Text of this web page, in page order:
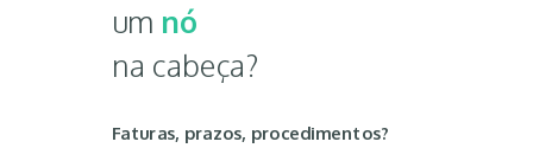
Faturas, prazos, procedimentos?
um nó
na cabeça?